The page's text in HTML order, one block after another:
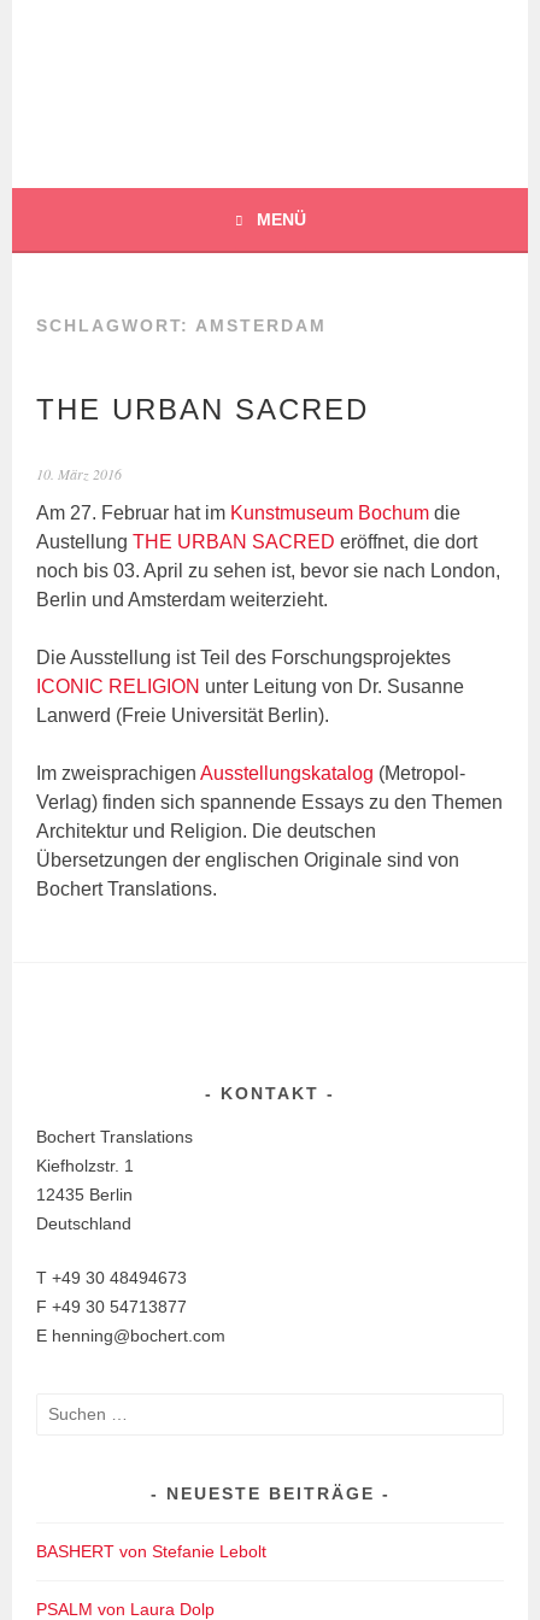
MENÜ
SCHLAGWORT: AMSTERDAM
THE URBAN SACRED
10. März 2016
Am 27. Februar hat im Kunstmuseum Bochum die
AustellungTHE URBAN SACRED eröffnet, die dort
noch bis 03. April zu sehen ist, bevor sie nach London,
Berlin und Amsterdam weiterzieht.
Die Ausstellung ist Teil des Forschungsprojektes
ICONIC RELIGION unter Leitung von Dr. Susanne
Lanwerd (Freie Universität Berlin).
Im zweisprachigenAusstellungskatalog (Metropol-
Verlag) finden sich spannende Essays zu den Themen
Architektur und Religion. Die deutschen
Übersetzungen der englischen Originale sind von
Bochert Translations.
KONTAKT
Bochert Translations
Kiefholzstr. 1
12435 Berlin
Deutschland
T +49 30 48494673
F +49 30 54713877
E henning@bochert.com
Suchen
NEUESTE BEITRÄGE
BASHERT von Stefanie Lebolt
PSALM von Laura Dolp